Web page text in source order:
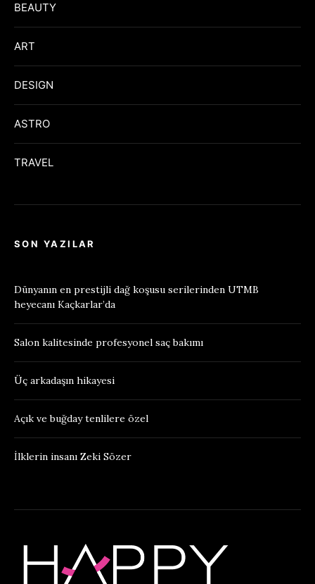
BEAUTY
ART
DESIGN
ASTRO
TRAVEL
SON YAZILAR
Dünyanın en prestijli dağ koşusu serilerinden UTMB
heyecanı Kaçkarlar’da
Salon kalitesinde profesyonel saç bakımı
Üç arkadaşın hikayesi
Açık ve buğday tenlilere özel
İlklerin insanı Zeki Sözer